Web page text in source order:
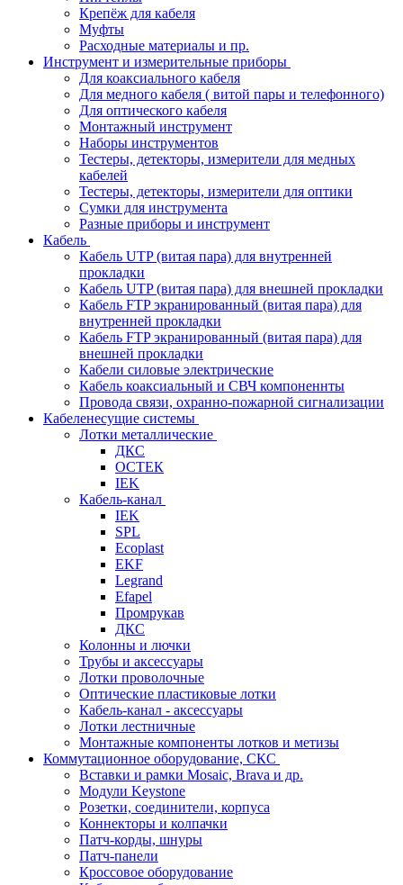
Крепёж для кабеля
Муфты
Расходные материалы и пр.
Инструмент и измерительные приборы
Для коаксиального кабеля
Для медного кабеля ( витой пары и телефонного)
Для оптического кабеля
Монтажный инструмент
Наборы инструментов
Тестеры, детекторы, измерители для медных
кабелей
Тестеры, детекторы, измерители для оптики
Сумки для инструмента
Разные приборы и инструмент
Кабель
Кабель UTP (витая пара) для внутренней
прокладки
Кабель UTP (витая пара) для внешней прокладки
Кабель FTP экранированный (витая пара) для
внутренней прокладки
Кабель FTP экранированный (витая пара) для
внешней прокладки
Кабели силовые электрические
Кабель коаксиальный и СВЧ компоненнты
Провода связи, охранно-пожарной сигнализации
Кабеленесущие системы
Лотки металлические
ДКС
ОСТЕК
IEK
Кабель-канал
IEK
SPL
Ecoplast
EKF
Legrand
Efapel
Промрукав
ДКС
Колонны и лючки
Трубы и аксессуары
Лотки проволочные
Оптические пластиковые лотки
Кабель-канал - аксессуары
Лотки лестничные
Монтажные компоненты лотков и метизы
Коммутационное оборудование, СКС
Вставки и рамки Mosaic, Brava и др.
Модули Keystone
Розетки, соединители, корпуса
Коннекторы и колпачки
Патч-корды, шнуры
Патч-панели
Кроссовое оборудование